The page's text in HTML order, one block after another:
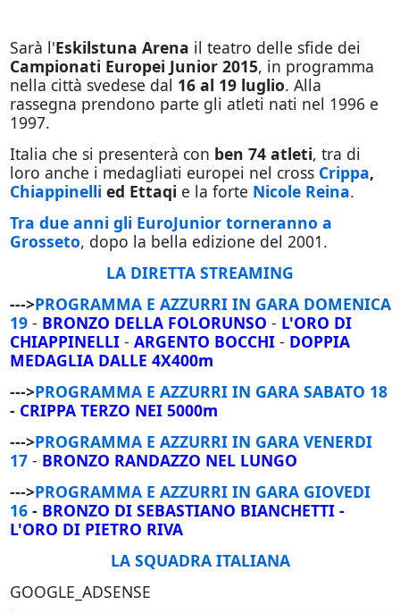
Sarà l'Eskilstuna Arena il teatro delle sfide dei
Campionati Europei Junior 2015, in programma
nella città svedese dal 16 al 19 luglio. Alla
rassegna prendono parte gli atleti nati nel 1996 e
1997.
Italia che si presenterà con ben 74 atleti, tra di
loro anche i medagliati europei nel cross Crippa,
Chiappinelli ed Ettaqi e la forte Nicole Reina.
Tra due anni gli EuroJunior torneranno a
Grosseto, dopo la bella edizione del 2001.
LA DIRETTA STREAMING
--->PROGRAMMA E AZZURRI IN GARA DOMENICA
19- BRONZO DELLA FOLORUNSO - L'ORO DI
CHIAPPINELLI- ARGENTO BOCCHI- DOPPIA
MEDAGLIA DALLE 4X400m
--->PROGRAMMA E AZZURRI IN GARA SABATO 18
- CRIPPA TERZO NEI 5000m
--->PROGRAMMA E AZZURRI IN GARA VENERDI
17- BRONZO RANDAZZO NEL LUNGO
--->PROGRAMMA E AZZURRI IN GARA GIOVEDI
16- BRONZO DI SEBASTIANO BIANCHETTI-
L'ORO DI PIETRO RIVA
LA SQUADRA ITALIANA
GOOGLE_ADSENSE